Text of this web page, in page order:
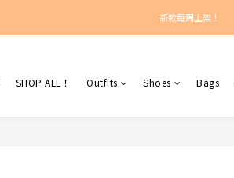
新款每周上架！
新款每周上架！
新款每周上架！
SHOP ALL！ Outfits Shoes Bags